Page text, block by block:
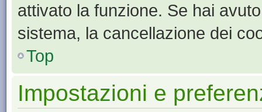
attivato la funzione. Se hai
sistema, la cancellazione dei
Top
Impostazioni e